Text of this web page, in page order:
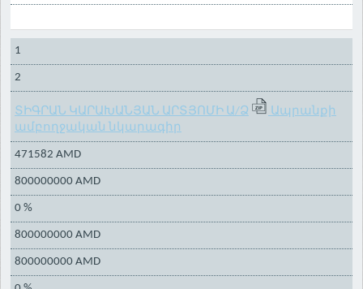
1
2
ՏԻԳՐԱՆ ԿԱՐԱԽԱՆՅԱՆ ԱՐՏՅՈՄԻ Ա/Ձ
Ապրանքի
ամբողջական նկարագիր
471582 AMD
800000000 AMD
0 %
800000000 AMD
800000000 AMD